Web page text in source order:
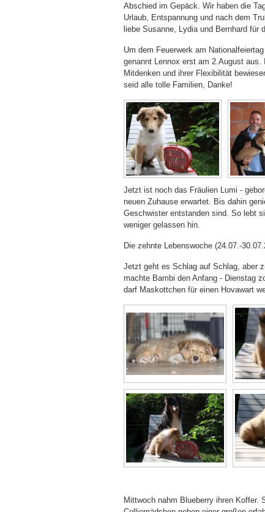
Abschied im Gepäck. Wir haben die
Urlaub, Entspannung und nach dem
liebe Susanne, Lydia und Bernhard für
Um dem Feuerwerk am
genannt Lennox erst am 2.August
Mitdenken und ihrer Flexibilität
seid alle tolle Familien, Danke!
Jetzt ist noch das Fräulien Lumi -
neuen Zuhause erwartet. Bis dahin
Geschwister entstanden sind. So lebt
weniger gelassen hin.
Die zehnte Lebenswoche (24.07.-
Jetzt geht es Schlag auf Schlag, aber
machte Bambi den Anfang - Dienstag
darf Maskottchen für einen Hovawart
Mittwoch nahm Blueberry ihren Koffer.